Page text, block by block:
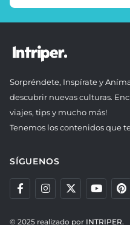
Sorpréndete, Inspírate y
descubrir nuevas culturas.
viajes, tips y mucho más!
Tenemos los contenidos que
SÍGUENOS
© 2025 realizado por INTRIPER.